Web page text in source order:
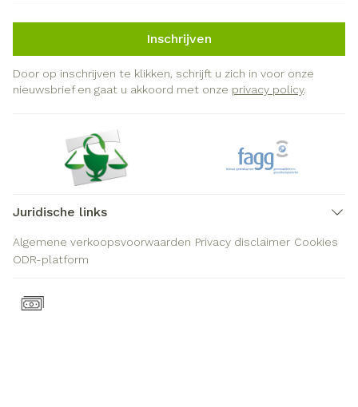
Inschrijven
Door op inschrijven te klikken, schrijft u zich in voor onze
nieuwsbrief en gaat u akkoord met onze privacy policy.
Juridische links
Algemene verkoopsvoorwaarden Privacy disclaimer Cookies
ODR-platform